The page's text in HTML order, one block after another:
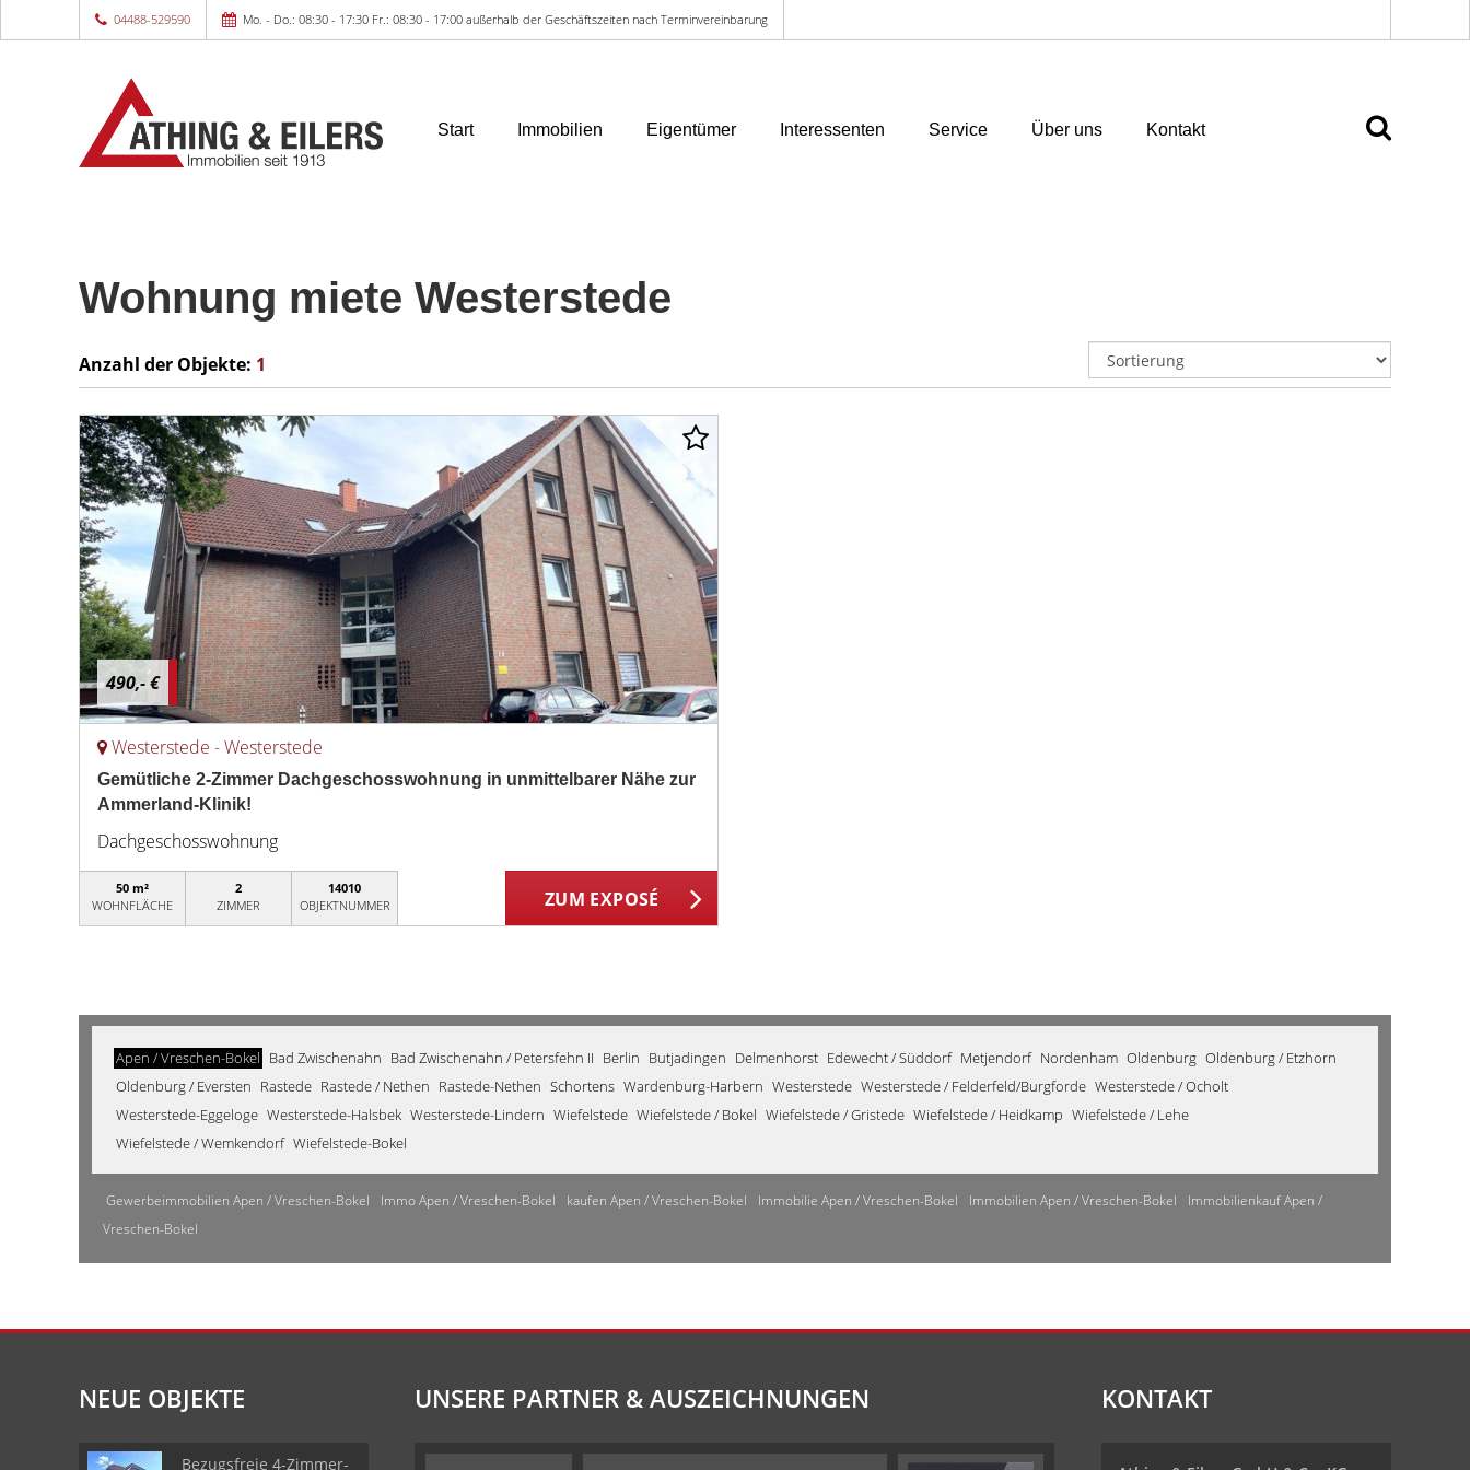
04488-529590 Mo. - Do.: 08:30 - 17:30 Fr.: 08:30 - 17:00 außerhalb der Geschäftszeiten nach Terminvereinbarung
Start Immobilien Eigentümer Interessenten Service Über uns Kontakt
Wohnung miete Westerstede
Anzahl der Objekte: 1
490,- €
Westerstede - Westerstede
Gemütliche 2-Zimmer Dachgeschosswohnung in unmittelbarer Nähe zur
Ammerland-Klinik!
Dachgeschosswohnung
50 m²
WOHNFLÄCHE
2
ZIMMER
14010
OBJEKTNUMMER
ZUM EXPOSÉ
Apen / Vreschen-Bokel Bad Zwischenahn Bad Zwischenahn / Petersfehn II Berlin Butjadingen Delmenhorst Edewecht / Süddorf Metjendorf Nordenham Oldenburg Oldenburg / Etzhorn
Oldenburg / Eversten Rastede Rastede / Nethen Rastede-Nethen Schortens Wardenburg-Harbern Westerstede Westerstede / Felderfeld/Burgforde Westerstede / Ocholt
Westerstede-Eggeloge Westerstede-Halsbek Westerstede-Lindern Wiefelstede Wiefelstede / Bokel Wiefelstede / Gristede Wiefelstede / Heidkamp Wiefelstede / Lehe
Wiefelstede / Wemkendorf Wiefelstede-Bokel
Gewerbeimmobilien Apen / Vreschen-Bokel Immo Apen / Vreschen-Bokel kaufen Apen / Vreschen-Bokel Immobilie Apen / Vreschen-Bokel Immobilien Apen / Vreschen-Bokel
Immobilienkauf Apen /
Vreschen-Bokel
NEUE OBJEKTE
Bezugsfreie 4-Zimmer-
UNSERE PARTNER & AUSZEICHNUNGEN KONTAKT